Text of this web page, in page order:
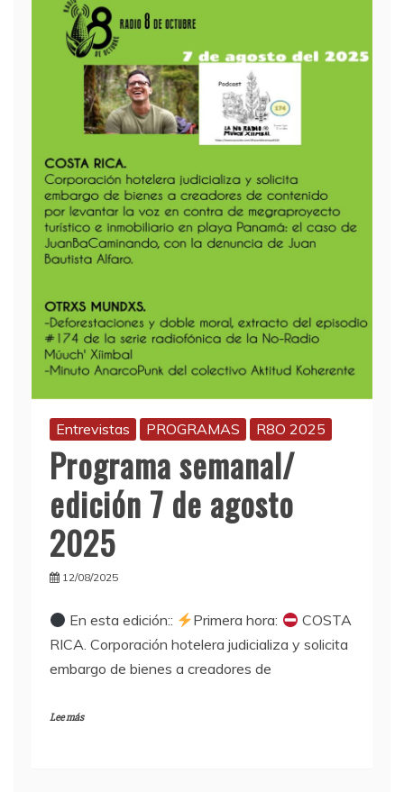
Entrevistas PROGRAMAS R8O 2025
Programa semanal/
edición 7 de agosto
2025
12/08/2025
En esta edición:: Primera hora:
COSTA
RICA. Corporación hotelera judicializa y solicita
embargo de bienes a creadores de
Lee más